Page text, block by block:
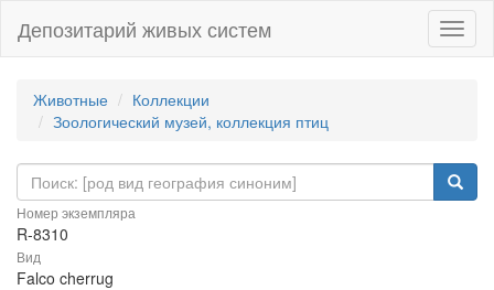
Депозитарий живых систем
Животные
Коллекции
Зоологический музей, коллекция птиц
Номер экземпляра
R-8310
Вид
Falco cherrug